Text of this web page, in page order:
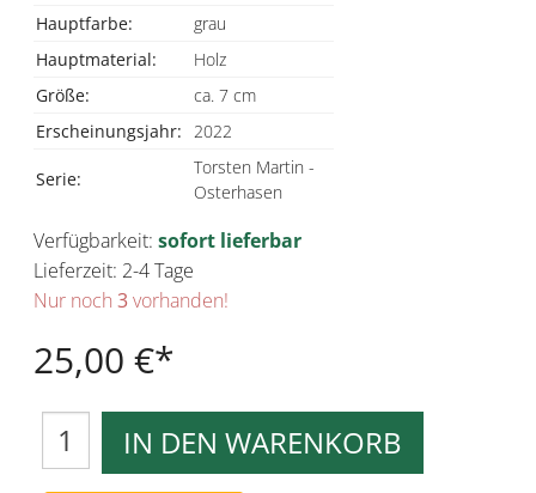
Hauptfarbe:
grau
Hauptmaterial:
Holz
Größe:
ca. 7 cm
Erscheinungsjahr:
2022
Serie:
Torsten Martin -
Osterhasen
Verfügbarkeit: sofort lieferbar
Lieferzeit: 2-4 Tage
Nur noch 3vorhanden!
25,00 €
IN DEN WARENKORB